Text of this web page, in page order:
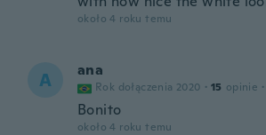
około 4 roku temu
A ana
Rok dołączenia 2020 · 15 opinie ·
Bonito
około 4 roku temu